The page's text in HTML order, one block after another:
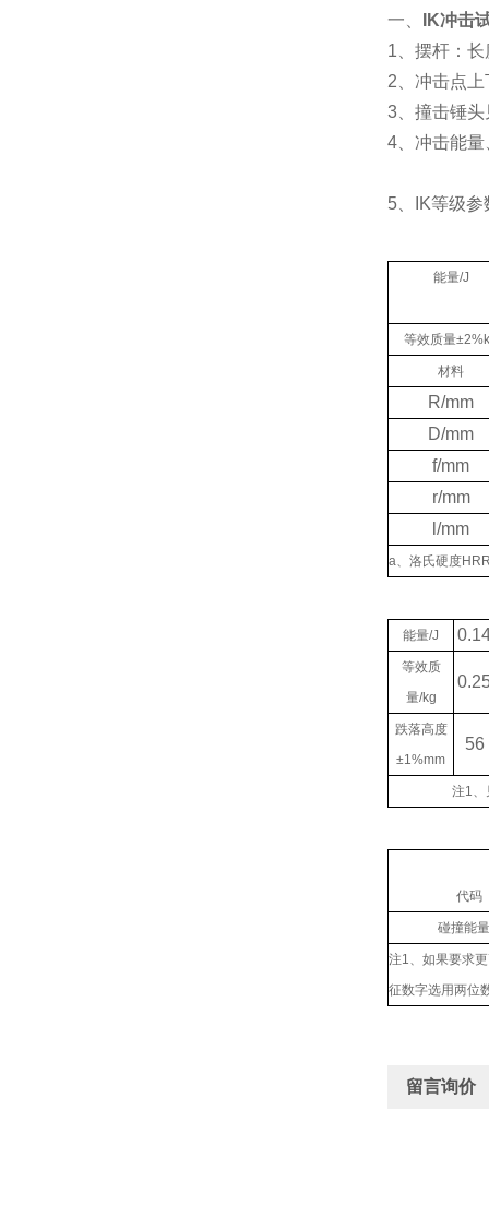
一、
IK冲击
1、摆杆：
2、冲击点
3、撞击锤头
4、冲击能
5、IK等级参
能量/J
等效质量
材料
R/mm
D/mm
f/mm
r/mm
l/mm
a、洛氏硬度
能量/J
等效质
量/kg
跌落高度
±1%mm
56
注1、
代码
碰撞能量
注1、如果要求
征数字选用两位
留言询价